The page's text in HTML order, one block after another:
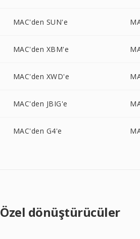
MAC'den SUN'e
MAC'den XBM'e
MAC'den XWD'e
MAC'den JBIG'e
MAC'den G4'e
Özel dönüştürücüler